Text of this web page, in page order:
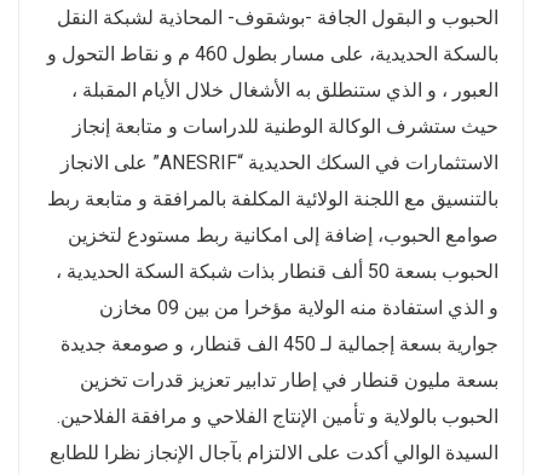
الحبوب و البقول الجافة -بوشقوف- المحاذية لشبكة النقل
بالسكة الحديدية، على مسار بطول 460 م و نقاط التحول و
العبور ، و الذي ستنطلق به الأشغال خلال الأيام المقبلة ،
حيث ستشرف الوكالة الوطنية للدراسات و متابعة إنجاز
الاستثمارات في السكك الحديدية “ANESRIF” على الانجاز
بالتنسيق مع اللجنة الولائية المكلفة بالمرافقة و متابعة ربط
صوامع الحبوب، إضافة إلى امكانية ربط مستودع لتخزين
الحبوب بسعة 50 ألف قنطار بذات شبكة السكة الحديدية ،
و الذي استفادة منه الولاية مؤخرا من بين 09 مخازن
جوارية بسعة إجمالية لـ 450 الف قنطار، و صومعة جديدة
بسعة مليون قنطار في إطار تدابير تعزيز قدرات تخزين
الحبوب بالولاية و تأمين الإنتاج الفلاحي و مرافقة الفلاحين.
السيدة الوالي أكدت على الالتزام بآجال الإنجاز نظرا للطابع